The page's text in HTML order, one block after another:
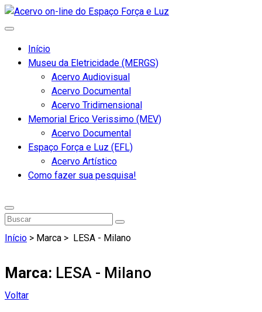
Início
Museu da Eletricidade (MERGS)
Acervo Audiovisual
Acervo Documental
Acervo Tridimensional
Memorial Erico Verissimo (MEV)
Acervo Documental
Espaço Força e Luz (EFL)
Acervo Artístico
Como fazer sua pesquisa!
Início > Marca > LESA - Milano
Marca: LESA - Milano
Voltar